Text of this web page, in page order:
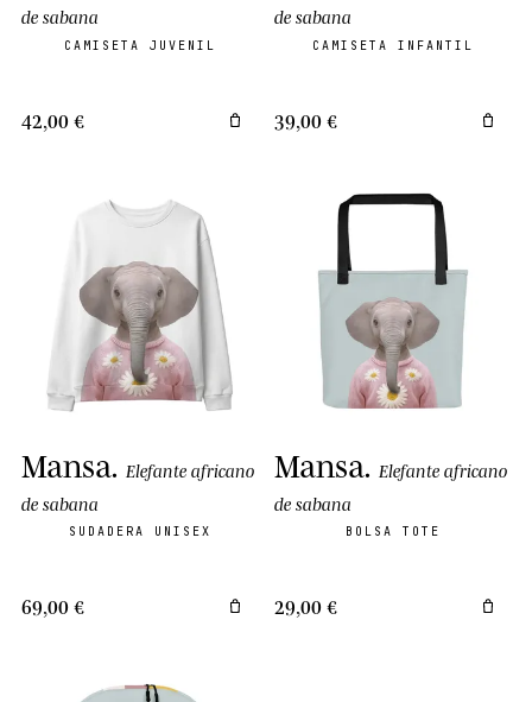
de sabana
CAMISETA JUVENIL
42,00 €
de sabana
CAMISETA INFANTIL
39,00 €
Mansa. Elefante africano
de sabana
SUDADERA UNISEX
69,00 €
Mansa. Elefante africano
de sabana
BOLSA TOTE
29,00 €